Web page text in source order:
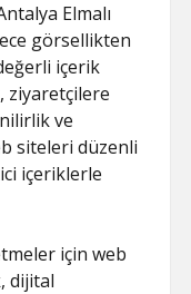
Elmalı
görsellikten
içerik
ziyaretçilere
ve
siteleri düzenli
içeriklerle
için web
dijital